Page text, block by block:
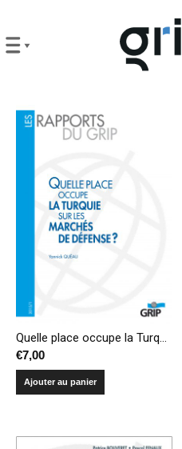
Quelle place occupe la Turquie sur les marchés de défense?
€7,00
Ajouter au panier